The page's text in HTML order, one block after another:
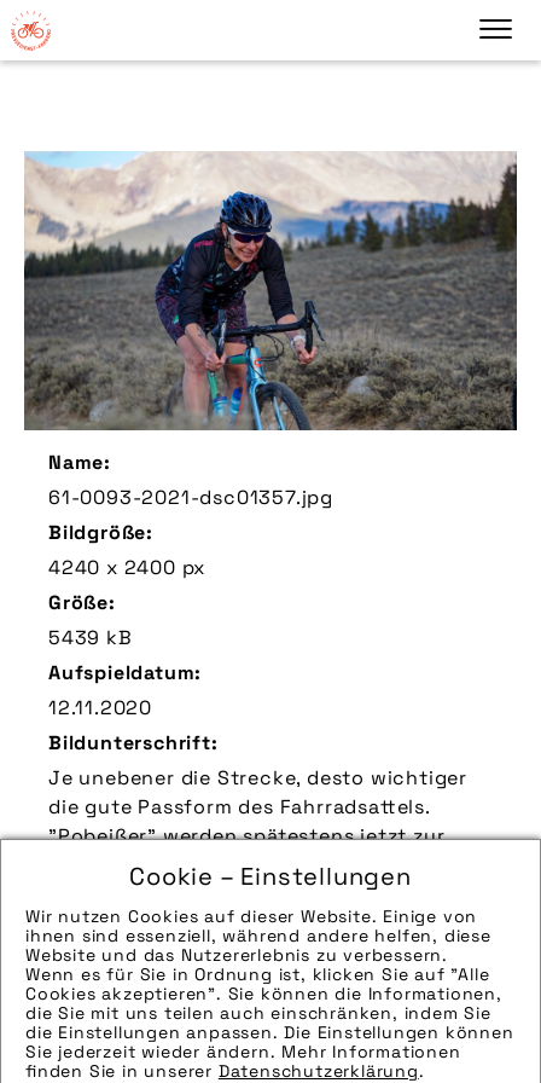
Cookie – Einstellungen
Wir nutzen Cookies auf dieser Website. Einige von
ihnen sind essenziell, während andere helfen, diese
Website und das Nutzererlebnis zu verbessern.
Wenn es für Sie in Ordnung ist, klicken Sie auf "Alle
Cookies akzeptieren". Sie können die Informationen,
die Sie mit uns teilen auch einschränken, indem Sie
die Einstellungen anpassen. Die Einstellungen können
Sie jederzeit wieder ändern. Mehr Informationen
finden Sie in unserer Datenschutzerklärung.
Name:
61-0093-2021-dsc01357.jpg
Bildgröße:
4240 x 2400 px
Größe:
5439 kB
Aufspieldatum:
12.11.2020
Bildunterschrift:
Je unebener die Strecke, desto wichtiger
die gute Passform des Fahrradsattels.
"Pobeißer" werden spätestens jetzt zur
Quelle/Source [´www.ergonbike.com | pd-f´]
Technik-Info:
Hinweise zur weiteren Recherche:
Modellname: SR Pro
Hersteller: Ergon